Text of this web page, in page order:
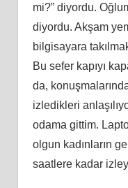
mi?” diyordu.
diyordu. Akşam
bilgisayara
Bu sefer kapıyı
da,
izledikleri
odama gittim.
olgun kadınların
saatlere kadar